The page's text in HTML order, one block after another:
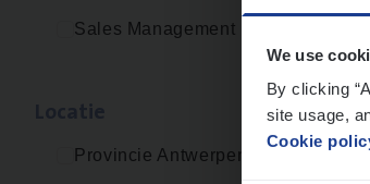
We use
By clicking
site usage,
Cookie
Sales Management
Provincie Antwerpen